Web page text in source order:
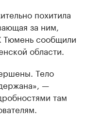
похитила
за ним,
сообщили
области.
Тело
—
там